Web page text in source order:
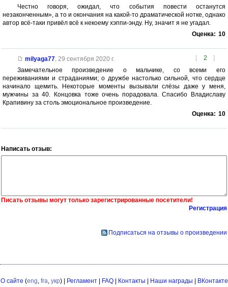
Честно говоря, ожидал, что события повести останутся
незаконченным», а то и окончания на какой-то драматической нотке, однако
автор всё-таки привёл всё к некоему хэппи-энду. Ну, значит я не угадал.
Оценка: 10
[ 2 ]
milyaga77, 29 сентября 2020 г.
Замечательное произведение о мальчике, со всеми его
переживаниями и страданиями; о дружбе настолько сильной, что сердце
начинало щемить. Некоторые моменты вызывали слёзы даже у меня,
мужчины за 40. Концовка тоже очень порадовала. Спасибо Владиславу
Крапивину за столь эмоциональное произведение.
Оценка: 10
Написать отзыв:
Писать отзывы могут только зарегистрированные посетители!
Регистрация
Подписаться на отзывы о произведении
О сайте (eng, fra, укр) | Регламент| FAQ| Контакты Наши награды ВКонтакте